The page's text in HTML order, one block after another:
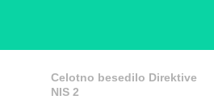
Celotno besedilo Direktive
NIS 2